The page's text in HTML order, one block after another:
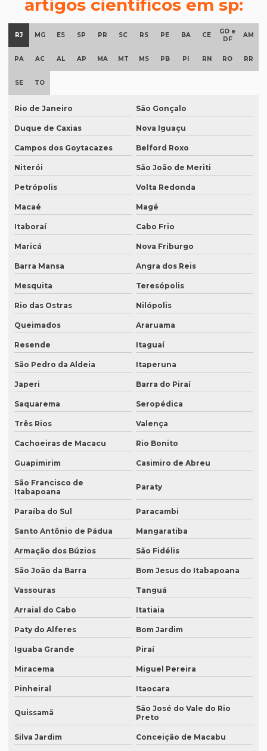
Empresa de degravação de audiência
Empresa de degravação de audiência em brasília
Empresa de degravação de vídeo
Empresa de degravação de vídeo em campinas
Empresa de degravação whatsapp
Empresa de legendagem
Empresa de legendagem de filmes
Empresa de legendagem de filmes em sp
Empresa de legendagem em inglês
Empresa de legendagem sp
Empresa de legendagem de vídeos em espanhol
Empresa que apostila tradução juramentada
Empresa que apostila tradução juramentada em campinas
Empresa que apostila tradução juramentada em porto alegre
Empresa que faz tradução juramentada
Empresa que faz tradução simultânea em curitiba
Empresa que faz tradução simultânea em recife
Empresa que traduz artigos científicos
Empresa que traduz artigos científicos em brasília
Empresa que traduz artigos científicos em sp
Empresa que traduz textos jurídicos em campinas
Empresa que traduz textos jurídicos em fortaleza
Empresa que transcreve áudios
Empresa que transcreve áudios em curitiba
Empresa que transcreve áudios em porto alegre
Empresa de revisão de textos em espanhol
Empresa de revisão de textos em francês
Empresa de revisão de textos em português
Empresa de revisão de textos técnicos
Empresa de tradução de artigos em fortaleza
artigos científicos em sp:
RJ MG ES SP PR SC RS PE BA CE
GO e
DF
AM
PA AC AL AP MA MT MS PB PI RN RO RR
SE TO
Rio de Janeiro São Gonçalo
Duque de Caxias Nova Iguaçu
Campos dos Goytacazes Belford Roxo
Niterói São João de Meriti
Petrópolis Volta Redonda
Macaé Magé
Itaboraí Cabo Frio
Maricá Nova Friburgo
Barra Mansa Angra dos Reis
Mesquita Teresópolis
Rio das Ostras Nilópolis
Queimados Araruama
Resende Itaguaí
São Pedro da Aldeia Itaperuna
Japeri Barra do Piraí
Saquarema Seropédica
Três Rios Valença
Cachoeiras de Macacu Rio Bonito
Guapimirim Casimiro de Abreu
São Francisco de
Itabapoana
Paraty
Paraíba do Sul Paracambi
Santo Antônio de Pádua Mangaratiba
Armação dos Búzios São Fidélis
São João da Barra Bom Jesus do Itabapoana
Vassouras Tanguá
Arraial do Cabo Itatiaia
Paty do Alferes Bom Jardim
Iguaba Grande Piraí
Miracema Miguel Pereira
Pinheiral Itaocara
Quissamã
São José do Vale do Rio
Preto
Silva Jardim Conceição de Macabu